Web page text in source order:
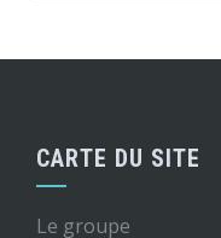
CARTE DU SITE
Le groupe